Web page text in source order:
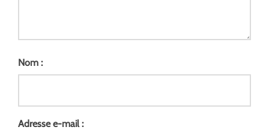
Nom :
Adresse e-mail :